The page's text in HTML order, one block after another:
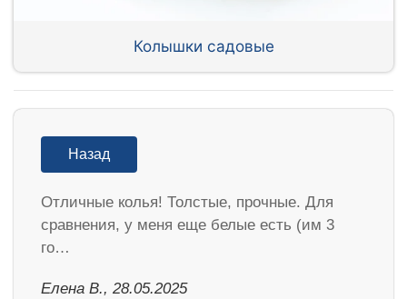
Колышки садовые
Назад
Отличные колья! Толстые, прочные. Для
сравнения, у меня еще белые есть (им 3
го…
Елена В., 28.05.2025